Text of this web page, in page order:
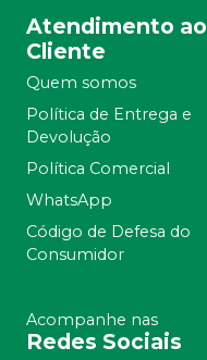
Atendimento ao
Cliente
Quem somos
Política de Entrega e
Devolução
Política Comercial
WhatsApp
Código de Defesa do
Consumidor
Acompanhe nas
Redes Sociais